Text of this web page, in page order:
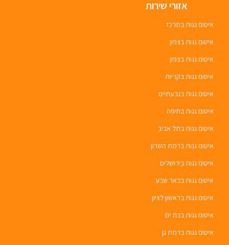
אזורי שירות
איטום גגות במרכז
איטום גגות בצפון
איטום גגות בצפון
איטום גגות בקריות
איטום גגות בגבעתיים
איטום גגות בחיפה
איטום גגות בתל אביב
איטום גגות ברמת השרון
איטום גגות בירושלים
איטום גגות בבאר שבע
איטום גגות בראשון לציון
איטום גגות בבת ים
איטום גגות ברמת גן